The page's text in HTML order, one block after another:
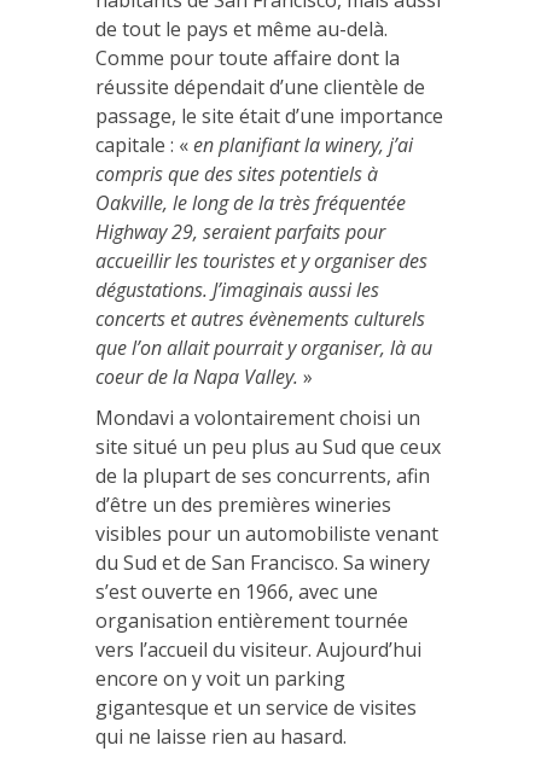
de tout le pays et même au-delà.
Comme pour toute affaire dont la
réussite dépendait d’une clientèle de
passage, le site était d’une importance
capitale : «en planifiant la winery, j’ai
compris que des sites potentiels à
Oakville, le long de la très fréquentée
Highway 29, seraient parfaits pour
accueillir les touristes et y organiser des
dégustations. J’imaginais aussi les
concerts et autres évènements culturels
que l’on allait pourrait y organiser, là au
coeur de la Napa Valley. »
Mondavi a volontairement choisi un
site situé un peu plus au Sud que ceux
de la plupart de ses concurrents, afin
d’être un des premières wineries
visibles pour un automobiliste venant
du Sud et de San Francisco. Sa winery
s’est ouverte en 1966, avec une
organisation entièrement tournée
vers l’accueil du visiteur. Aujourd’hui
encore on y voit un parking
gigantesque et un service de visites
qui ne laisse rien au hasard.